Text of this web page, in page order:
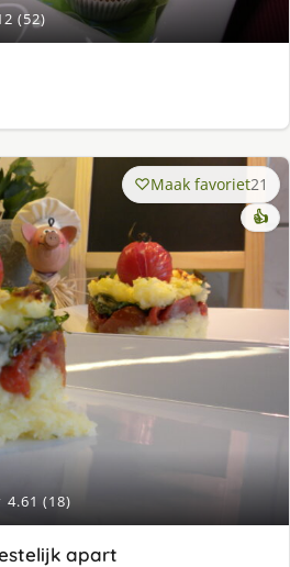
(52)
4.61 (18)
Maak favoriet21
👍
apart